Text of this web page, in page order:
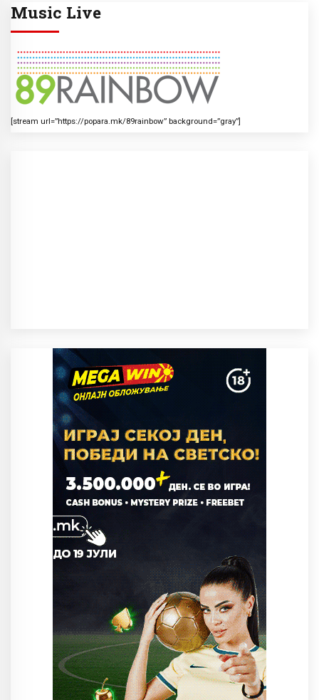
Music Live
[stream url=”https://popara.mk/89rainbow” background=”gray”]